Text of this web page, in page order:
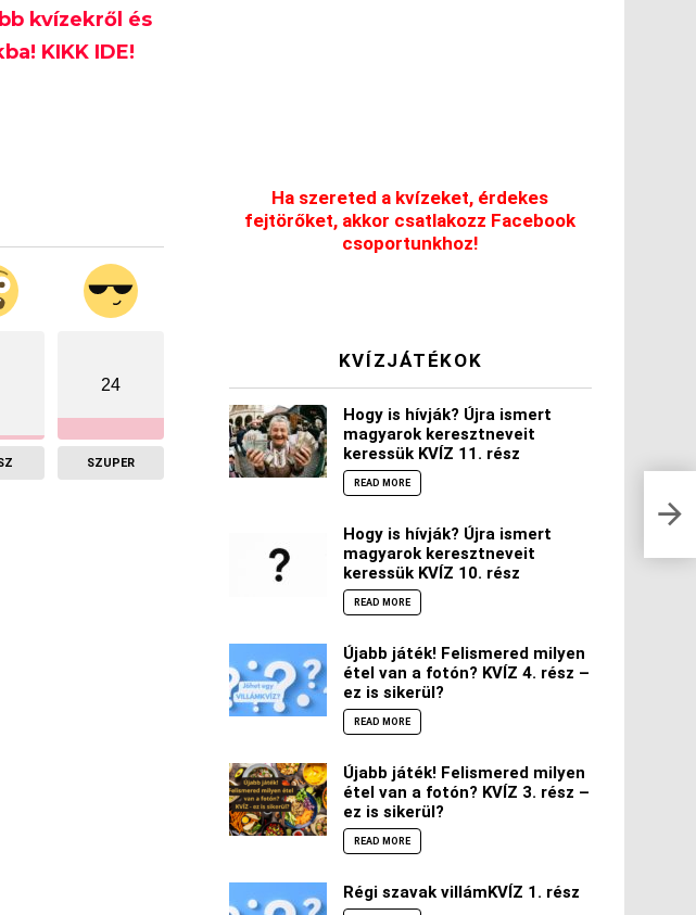
kvízekről és
KIKK IDE!
24
SZUPER
Ha szereted a kvízeket, érdekes
fejtörőket, akkor csatlakozz Facebook
csoportunkhoz!
KVÍZJÁTÉKOK
Hogy is hívják? Újra ismert
magyarok keresztneveit
keressük KVÍZ 11. rész
READ MORE
Hogy is hívják? Újra ismert
magyarok keresztneveit
keressük KVÍZ 10. rész
READ MORE
Újabb játék! Felismered milyen
étel van a fotón? KVÍZ 4. rész –
ez is sikerül?
READ MORE
Újabb játék! Felismered milyen
étel van a fotón? KVÍZ 3. rész –
ez is sikerül?
READ MORE
Régi szavak villámKVÍZ 1. rész